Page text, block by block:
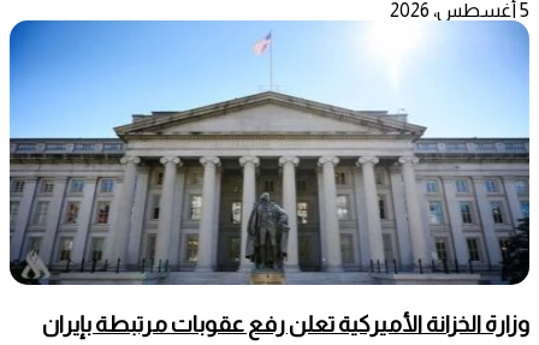
5 أغسطس، 2026
وزارة الخزانة الأميركية تعلن رفع عقوبات مرتبطة بإيران